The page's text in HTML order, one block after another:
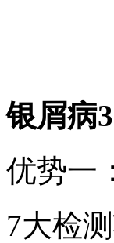
银屑病
优势一
7大检